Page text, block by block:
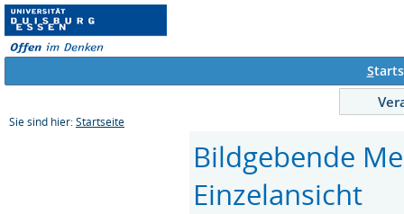
S
Sie sind hier: Startseite
Bildgebende
Einzelansicht